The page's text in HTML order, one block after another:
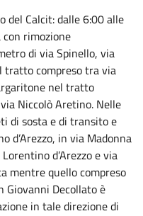
del Calcit: dalle 6:00 alle
rimozione
di via Spinello, via
tratto compreso tra via
nel tratto
Niccolò Aretino. Nelle
di sosta e di transito e
d’Arezzo, in via Madonna
d’Arezzo e via
mentre quello compreso
Giovanni Decollato è
in tale direzione di